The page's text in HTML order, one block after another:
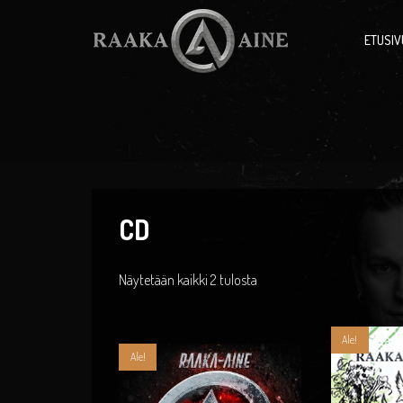
CD
Näytetään kaikki 2 tulosta
Ale!
Ale!